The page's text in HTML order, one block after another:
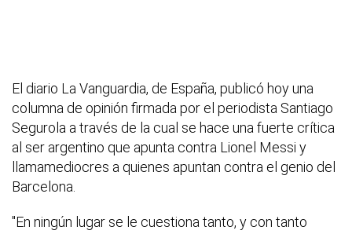
El diario La Vanguardia, de España, publicó hoy una
columna de opinión firmada por el periodista Santiago
Segurola a través de la cual se hace una fuerte crítica
al ser argentino que apunta contra Lionel Messi y
llamamediocres a quienes apuntan contra el genio del
Barcelona.
"En ningún lugar se le cuestiona tanto, y con tanto